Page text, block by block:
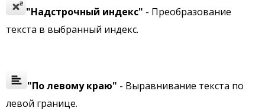
"Надстрочный индекс" - Преобразование
текста в выбранный индекс.
"По левому краю" - Выравнивание текста по
левой границе.